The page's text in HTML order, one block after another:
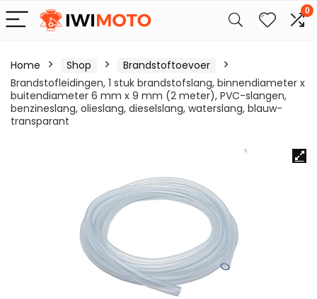
0
Home Shop
Brandstoftoevoer
Brandstofleidingen, 1 stuk brandstofslang, binnendiameter x
buitendiameter 6 mm x 9 mm (2 meter), PVC-slangen,
benzineslang, olieslang, dieselslang, waterslang, blauw-
transparant